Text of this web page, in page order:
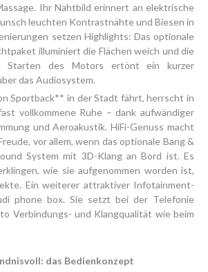
Ihr Nahtbild erinnert an elektrische
leuchten Kontrastnähte und Biesen in
setzen Highlights: Das optionale
illuminiert die Flächen weich und die
Starten des Motors ertönt ein kurzer
das Audiosystem.
Sportback** in der Stadt fährt, herrscht in
vollkommene Ruhe – dank aufwändiger
und Aeroakustik. HiFi-Genuss macht
vor allem, wenn das optionale Bang &
System mit 3D-Klang an Bord ist. Es
wie sie aufgenommen worden ist,
Ein weiterer attraktiver Infotainment-
phone box. Sie setzt bei der Telefonie
Verbindungs- und Klangqualität wie beim
das Bedienkonzept